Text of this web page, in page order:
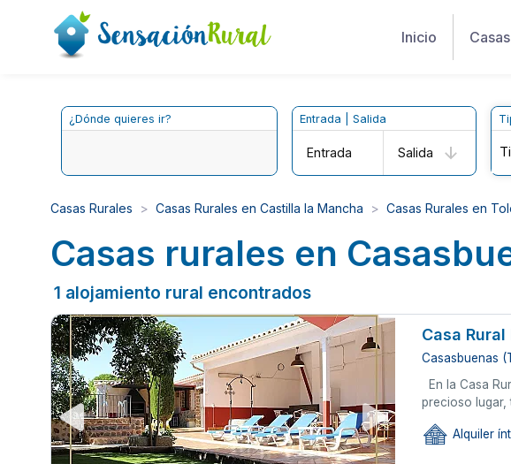
Inicio
¿Dónde quieres ir? Entrada | Salida
Entrada Salida
Casas Rurales Casas Rurales en Castilla la Mancha Casas Rurales en
Casas rurales en
1 alojamiento rural encontrados
Casa
Casasbuenas
En la Casa
precioso lugar,
Alquiler